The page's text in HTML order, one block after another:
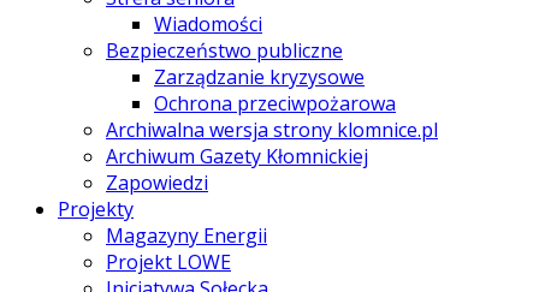
Wiadomości
Bezpieczeństwo publiczne
Zarządzanie kryzysowe
Ochrona przeciwpożarowa
Archiwalna wersja strony klomnice.pl
Archiwum Gazety Kłomnickiej
Zapowiedzi
Projekty
Magazyny Energii
Projekt LOWE